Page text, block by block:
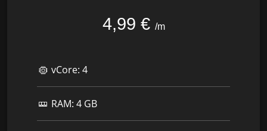
4,99 € /m
vCore: 4
RAM: 4 GB